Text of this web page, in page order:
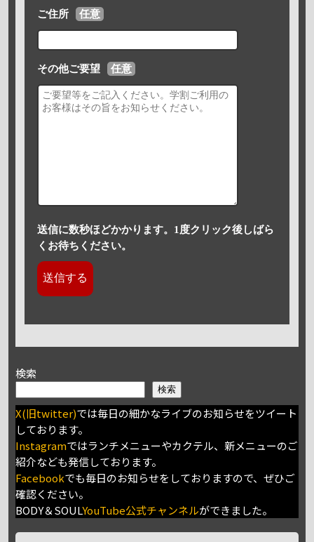
ご住所 任意
その他ご要望 任意
送信に数秒ほどかかります。1度クリック後しばら
くお待ちください。
検索
検索
X(旧twitter)では毎日の細かなライブのお知らせをツイート
しております。
Instagramではランチメニューやカクテル、新メニューのご
紹介なども発信しております。
Facebookでも毎日のお知らせをしておりますので、ぜひご
確認ください。
BODY＆SOULYouTube公式チャンネルができました。